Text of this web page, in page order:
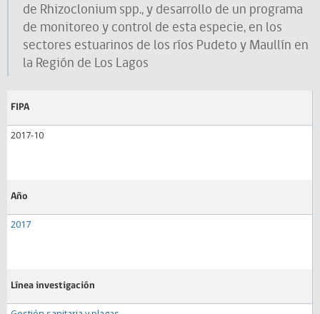
de Rhizoclonium spp., y desarrollo de un programa
de monitoreo y control de esta especie, en los
sectores estuarinos de los ríos Pudeto y Maullín en
la Región de Los Lagos
FIPA
2017-10
Año
2017
Línea investigación